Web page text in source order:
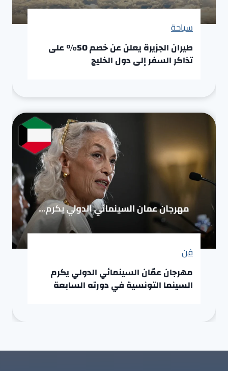
سياحة
طيران الجزيرة يعلن عن خصم 50% على
تذاكر السفر إلى دول الخليج
فن
مهرجان عمّان السينمائي الدولي يكرم
السينما التونسية في دورته السابعة